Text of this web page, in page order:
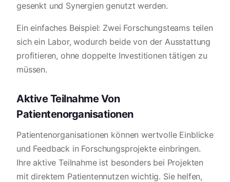
gesenkt und Synergien genutzt werden.
Ein einfaches Beispiel: Zwei Forschungsteams teilen
sich ein Labor, wodurch beide von der Ausstattung
profitieren, ohne doppelte Investitionen tätigen zu
müssen.
Aktive Teilnahme Von
Patientenorganisationen
Patientenorganisationen können wertvolle Einblicke
und Feedback in Forschungsprojekte einbringen.
Ihre aktive Teilnahme ist besonders bei Projekten
mit direktem Patientennutzen wichtig. Sie helfen,